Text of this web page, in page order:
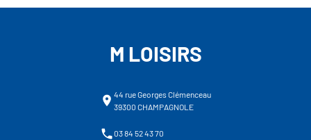
M LOISIRS
44 rue Georges Clémenceau
39300 CHAMPAGNOLE
03 84 52 43 70